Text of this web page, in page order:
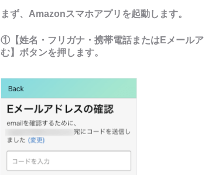
まず、Amazonスマホアプリを起動します。
①【姓名・フリガナ・携帯電話またはEメール
む】ボタンを押します。